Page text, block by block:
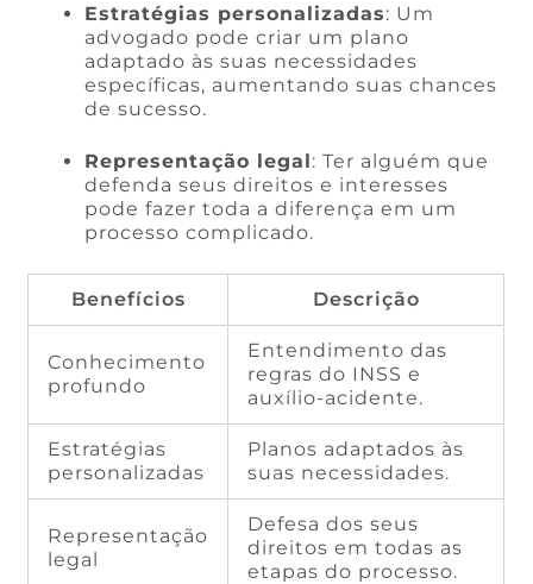
Estratégias personalizadas: Um
advogado pode criar um plano
adaptado às suas necessidades
específicas, aumentando suas chances
de sucesso.
Representação legal: Ter alguém que
defenda seus direitos e interesses
pode fazer toda a diferença em um
processo complicado.
Benefícios Descrição
Conhecimento
profundo
Entendimento das
regras do INSS e
auxílio-acidente.
Estratégias
personalizadas
Planos adaptados às
suas necessidades.
Representação
legal
Defesa dos seus
direitos em todas as
etapas do processo.